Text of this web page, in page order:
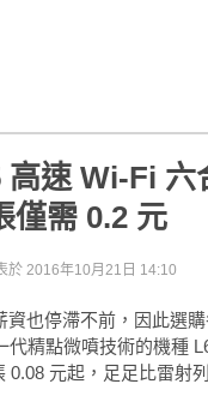
速 Wi-Fi 六
僅需 0.2 元
於 2016年10月21日 14:10
也停滯不前，因此選
代精點微噴技術的機種
0.08 元起，足足比雷射